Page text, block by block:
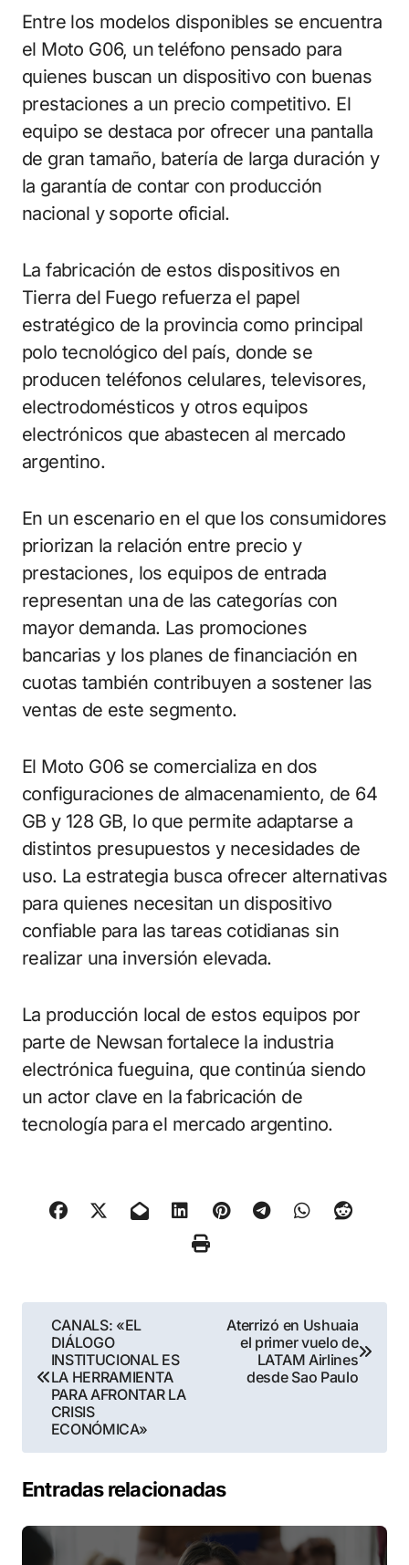
Entre los modelos disponibles se encuentra
el Moto G06, un teléfono pensado para
quienes buscan un dispositivo con buenas
prestaciones a un precio competitivo. El
equipo se destaca por ofrecer una pantalla
de gran tamaño, batería de larga duración y
la garantía de contar con producción
nacional y soporte oficial.
La fabricación de estos dispositivos en
Tierra del Fuego refuerza el papel
estratégico de la provincia como principal
polo tecnológico del país, donde se
producen teléfonos celulares, televisores,
electrodomésticos y otros equipos
electrónicos que abastecen al mercado
argentino.
En un escenario en el que los consumidores
priorizan la relación entre precio y
prestaciones, los equipos de entrada
representan una de las categorías con
mayor demanda. Las promociones
bancarias y los planes de financiación en
cuotas también contribuyen a sostener las
ventas de este segmento.
El Moto G06 se comercializa en dos
configuraciones de almacenamiento, de 64
GB y 128 GB, lo que permite adaptarse a
distintos presupuestos y necesidades de
uso. La estrategia busca ofrecer alternativas
para quienes necesitan un dispositivo
confiable para las tareas cotidianas sin
realizar una inversión elevada.
La producción local de estos equipos por
parte de Newsan fortalece la industria
electrónica fueguina, que continúa siendo
un actor clave en la fabricación de
tecnología para el mercado argentino.
Navegación
de
entradas
CANALS: «EL
DIÁLOGO
INSTITUCIONAL ES
LA HERRAMIENTA
PARA AFRONTAR LA
CRISIS
ECONÓMICA»
Aterrizó en Ushuaia
el primer vuelo de
LATAM Airlines
desde Sao Paulo
Entradas relacionadas